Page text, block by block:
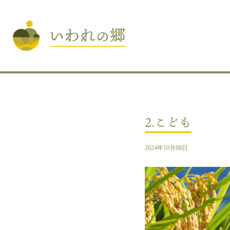
2.こども
2024年10月08日